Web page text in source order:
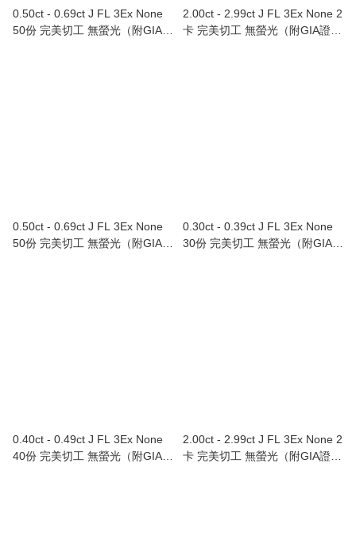
0.50ct - 0.69ct J FL 3Ex None
50份 完美切工 無螢光（附GIA證
2.00ct - 2.99ct J FL 3Ex None 2
卡 完美切工 無螢光（附GIA證
0.50ct - 0.69ct J FL 3Ex None
50份 完美切工 無螢光（附GIA證
0.30ct - 0.39ct J FL 3Ex None
30份 完美切工 無螢光（附GIA證
0.40ct - 0.49ct J FL 3Ex None
40份 完美切工 無螢光（附GIA證
2.00ct - 2.99ct J FL 3Ex None 2
卡 完美切工 無螢光（附GIA證